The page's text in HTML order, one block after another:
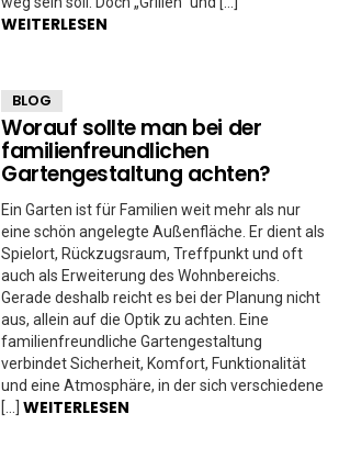
WEITERLESEN
BLOG
Worauf sollte man bei der
familienfreundlichen
Gartengestaltung achten?
Ein Garten ist für Familien weit mehr als nur
eine schön angelegte Außenfläche. Er dient als
Spielort, Rückzugsraum, Treffpunkt und oft
auch als Erweiterung des Wohnbereichs.
Gerade deshalb reicht es bei der Planung nicht
aus, allein auf die Optik zu achten. Eine
familienfreundliche Gartengestaltung
verbindet Sicherheit, Komfort, Funktionalität
und eine Atmosphäre, in der sich verschiedene
[…] WEITERLESEN